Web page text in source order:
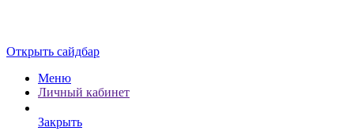
Открыть сайдбар
Меню
Личный кабинет
Закрыть